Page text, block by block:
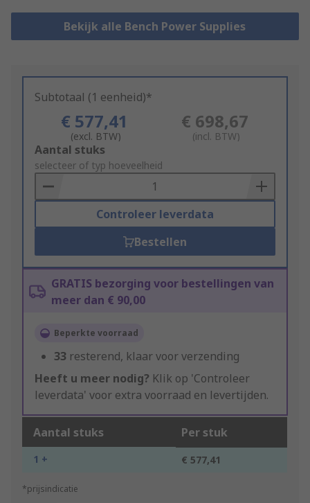
Bekijk alle Bench Power Supplies
Subtotaal (1 eenheid)*
€ 577,41
(excl. BTW)
€ 698,67
(incl. BTW)
Add
to
Basket
Aantal stuks
selecteer of typ hoeveelheid
Controleer leverdata
Bestellen
GRATIS bezorging voor bestellingen van
meer dan € 90,00
Beperkte voorraad
33 resterend, klaar voor verzending
Heeft u meer nodig? Klik op 'Controleer
leverdata' voor extra voorraad en levertijden.
Aantal stuks Per stuk
1 + € 577,41
*prijsindicatie